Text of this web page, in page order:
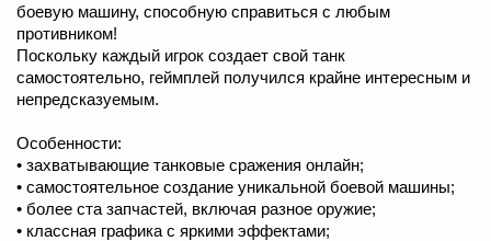
боевую машину, способную справиться с любым
противником!
Поскольку каждый игрок создает свой танк
самостоятельно, геймплей получился крайне интересным и
непредсказуемым.
Особенности:
• захватывающие танковые сражения онлайн;
• самостоятельное создание уникальной боевой машины;
• более ста запчастей, включая разное оружие;
• классная графика с яркими эффектами;